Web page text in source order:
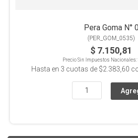
Pera Goma N°
(PER_GOM_0535)
$ 7.150,81
Precio Sin Impuestos Nacionales:
Hasta en 3 cuotas de $2.383,60